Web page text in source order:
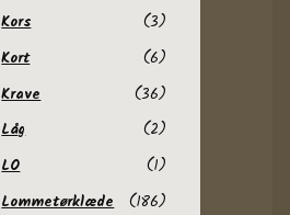
Kors
(3)
Kort
(6)
Krave
(36)
Låg
(2)
LO
(1)
Lommetørklæde
(186)